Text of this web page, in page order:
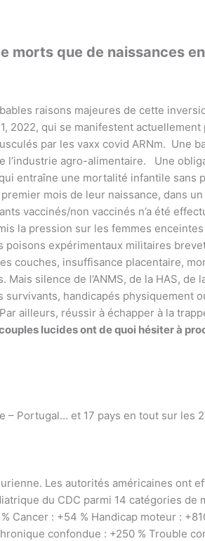
morts que de naissances
raisons majeures de cette
2022, qui se manifestent actuellement
par les vaxx covid ARNm. Une
l’industrie agro-alimentaire. Une
entraîne une mortalité infantile sans
mois de leur naissance, dans
vaccinés/non vaccinés n’a été
la pression sur les femmes enceintes
poisons expérimentaux militaires
couches, insuffisance placentaire,
silence de l’ANMS, de la HAS, de
survivants, handicapés physiquement
ailleurs, réussir à échapper à la
lucides ont de quoi hésiter à
– Portugal… et 17 pays en tout sur les
Les autorités américaines ont
du CDC parmi 14 catégories de
Cancer : +54 % Handicap moteur :
confondue : +250 % Trouble